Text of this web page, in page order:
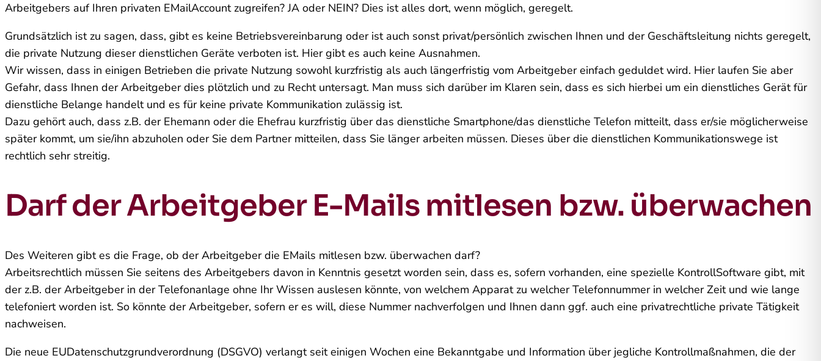
Arbeitgebers auf Ihren privaten E­MailAccount zugreifen? JA oder NEIN? Dies ist alles dort, wenn möglich, geregelt.
Grundsätzlich ist zu sagen, dass, gibt es keine Betriebsvereinbarung oder ist auch sonst privat/persönlich zwischen Ihnen und der Geschäftsleitung nichts geregelt,
die private Nutzung dieser dienstlichen Geräte verboten ist. Hier gibt es auch keine Ausnahmen.
Wir wissen, dass in einigen Betrieben die private Nutzung sowohl kurzfristig als auch längerfristig vom Arbeitgeber einfach geduldet wird. Hier laufen Sie aber
Gefahr, dass Ihnen der Arbeitgeber dies plötzlich und zu Recht untersagt. Man muss sich darüber im Klaren sein, dass es sich hierbei um ein dienstliches Gerät für
dienstliche Belange handelt und es für keine private Kommunikation zulässig ist.
Dazu gehört auch, dass z.B. der Ehemann oder die Ehefrau kurzfristig über das dienstliche Smartphone/das dienstliche Telefon mitteilt, dass er/sie möglicherweise
später kommt, um sie/ihn abzuholen oder Sie dem Partner mitteilen, dass Sie länger arbeiten müssen. Dieses über die dienstlichen Kommunikationswege ist
rechtlich sehr streitig.
Darf der Arbeitgeber E-Mails mitlesen bzw. überwachen
Des Weiteren gibt es die Frage, ob der Arbeitgeber die E­Mails mitlesen bzw. überwachen darf?
Arbeitsrechtlich müssen Sie seitens des Arbeitgebers davon in Kenntnis gesetzt worden sein, dass es, sofern vorhanden, eine spezielle Kontroll­Software gibt, mit
der z.B. der Arbeitgeber in der Telefonanlage ohne Ihr Wissen auslesen könnte, von welchem Apparat zu welcher Telefonnummer in welcher Zeit und wie lange
telefoniert worden ist. So könnte der Arbeitgeber, sofern er es will, diese Nummer nachverfolgen und Ihnen dann ggf. auch eine privatrechtliche private Tätigkeit
nachweisen.
Die neue EU­Datenschutzgrundverordnung (DSGVO) verlangt seit einigen Wochen eine Bekanntgabe und Information über jegliche Kontrollmaßnahmen, die der